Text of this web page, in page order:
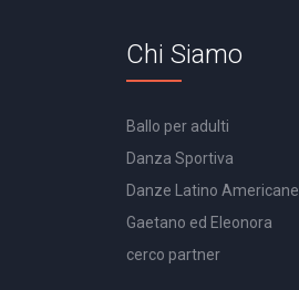
Chi Siamo
Ballo per adulti
Danza Sportiva
Danze Latino Americane
Gaetano ed Eleonora
cerco partner